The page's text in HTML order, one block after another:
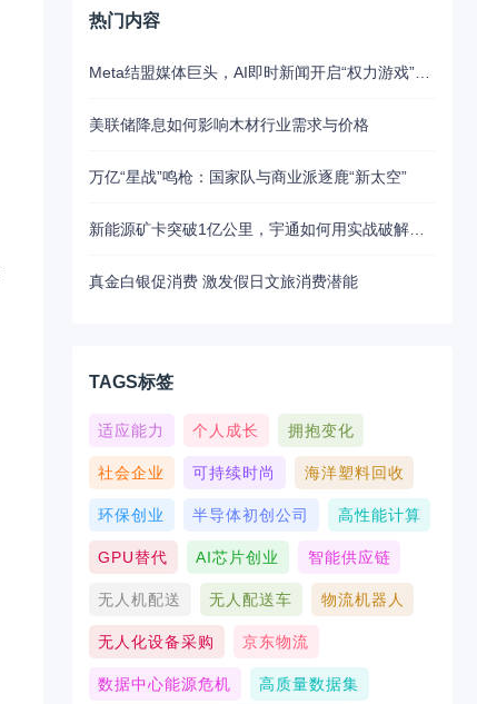
热门内容
Meta结盟媒体巨头，AI即时新闻开启“权力游戏”新江湖
美联储降息如何影响木材行业需求与价格
万亿“星战”鸣枪：国家队与商业派逐鹿“新太空”
新能源矿卡突破1亿公里，宇通如何用实战破解行业最大瓶颈？
真金白银促消费 激发假日文旅消费潜能
TAGS标签
适应能力 个人成长 拥抱变化
社会企业 可持续时尚 海洋塑料回收
环保创业 半导体初创公司 高性能计算
GPU替代 AI芯片创业 智能供应链
无人机配送 无人配送车 物流机器人
无人化设备采购 京东物流
数据中心能源危机 高质量数据集